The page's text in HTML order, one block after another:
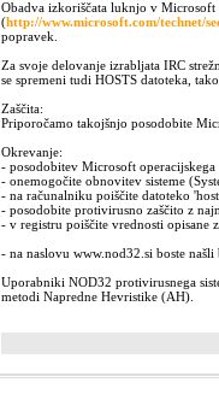
Obadva izkoriščata luknjo v Microsoft
(http://www.microsoft.com/technet/
popravek.
Za svoje delovanje izrabljata IRC
se spremeni tudi HOSTS datoteka,
Zaščita:
Priporočamo takojšnjo posodobite
Okrevanje:
- posodobitev Microsoft operacijskega
- onemogočite obnovitev sisteme
- na računalniku poiščite datoteko
- posodobite protivirusno zaščito z
- v registru poiščite vrednosti opisane
- na naslovu www.nod32.si boste
Uporabniki NOD32 protivirusnega
metodi Napredne Hevristike (AH).